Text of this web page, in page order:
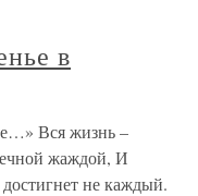
в
Вся жизнь –
жаждой, И
не каждый.